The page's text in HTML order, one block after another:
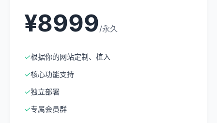
¥8999/永久
✓根据你的网站定制、植入
✓核心功能支持
✓独立部署
✓专属会员群